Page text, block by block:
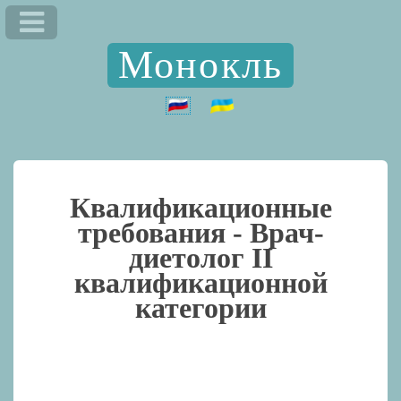
Монокль
Квалификационные
требования - Врач-
диетолог II
квалификационной
категории